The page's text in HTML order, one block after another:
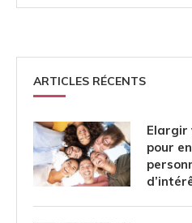
ARTICLES RÉCENTS
Elargir
pour